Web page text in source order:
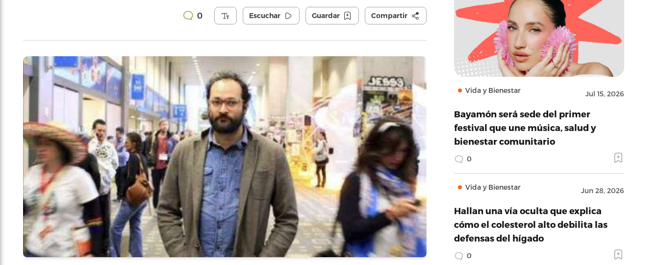
0 Escuchar Guardar Compartir
Vida y Bienestar Jul 15, 2026
Bayamón será sede del primer
festival que une música, salud y
bienestar comunitario
0
Vida y Bienestar Jun 28, 2026
Hallan una vía oculta que explica
cómo el colesterol alto debilita las
defensas del hígado
0